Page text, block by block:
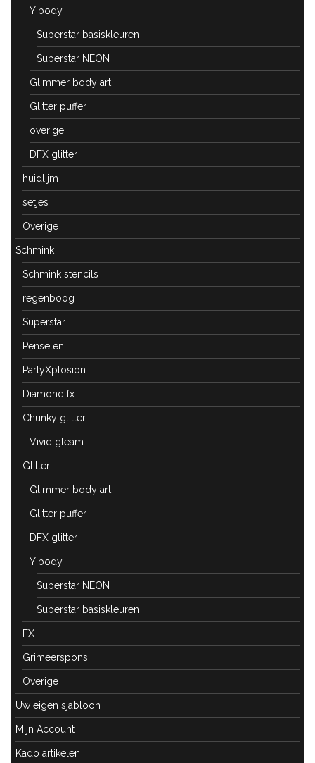
Y body
Superstar basiskleuren
Superstar NEON
Glimmer body art
Glitter puffer
overige
DFX glitter
huidlijm
setjes
Overige
Schmink
Schmink stencils
regenboog
Superstar
Penselen
PartyXplosion
Diamond fx
Chunky glitter
Vivid gleam
Glitter
Glimmer body art
Glitter puffer
DFX glitter
Y body
Superstar NEON
Superstar basiskleuren
FX
Grimeerspons
Overige
Uw eigen sjabloon
Mijn Account
Kado artikelen